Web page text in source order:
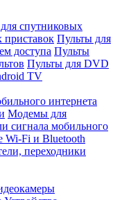
спутниковых
Пульты для
доступа Пульты
Пульты для DVD
TV
интернета
Модемы для
сигнала мобильного
Wi-Fi и Bluetooth
переходники